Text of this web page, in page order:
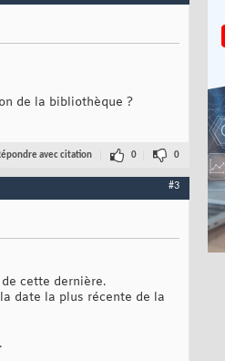
de la bibliothèque ?
avec citation 0 0
#3
cette dernière.
date la plus récente de la